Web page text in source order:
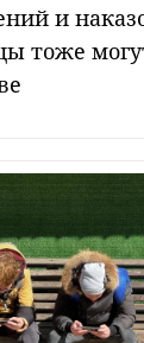
и
тоже